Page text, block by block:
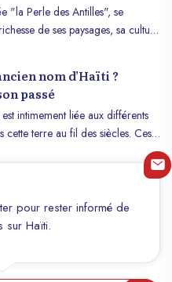
"la Perle des Antilles", se
de ses paysages, sa culture
comme le parc national
Bleu, sont des trésors naturels
la beauté brute de l’île.
sont mises en péril par des
échos dans sa musique, son
spirituelles comme le
défis économiques et sociaux,
d’Haïti, un peuple déterminé à
nom d’Haïti ?
passé
est intimement liée aux différents
cette terre au fil des siècles. Ces
les époques et les influences
Explorons les
et leur signification historique.
pour rester informé de
sur Haïti.